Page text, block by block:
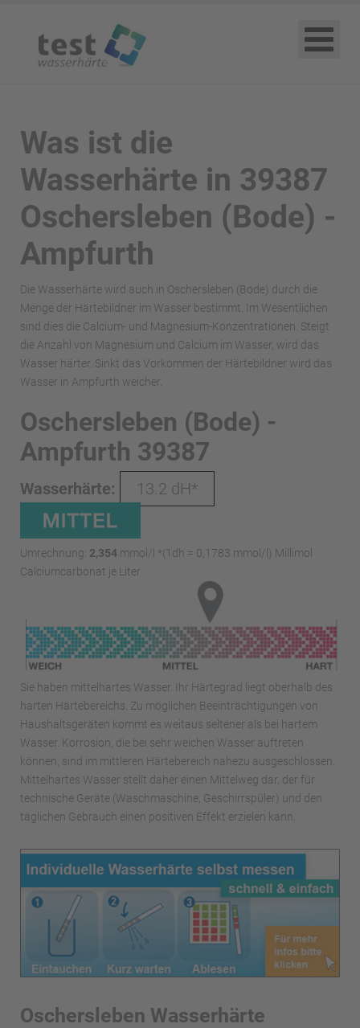
Was ist die
Wasserhärte in 39387
Oschersleben (Bode) -
Ampfurth
Die Wasserhärte wird auch in Oschersleben (Bode) durch die
Menge der Härtebildner im Wasser bestimmt. Im Wesentlichen
sind dies die Calcium- und Magnesium-Konzentrationen. Steigt
die Anzahl von Magnesium und Calcium im Wasser, wird das
Wasser härter. Sinkt das Vorkommen der Härtebildner wird das
Wasser in Ampfurth weicher.
Oschersleben (Bode) -
Ampfurth 39387
Wasserhärte: 13.2 dH*
Umrechnung: 2,354 mmol/l *(1dh = 0,1783 mmol/l) Millimol
Calciumcarbonat je Liter
Sie haben mittelhartes Wasser. Ihr Härtegrad liegt oberhalb des
harten Härtebereichs. Zu möglichen Beeinträchtigungen von
Haushaltsgeräten kommt es weitaus seltener als bei hartem
Wasser. Korrosion, die bei sehr weichen Wasser auftreten
können, sind im mittleren Härtebereich nahezu ausgeschlossen.
Mittelhartes Wasser stellt daher einen Mittelweg dar, der für
technische Geräte (Waschmaschine, Geschirrspüler) und den
täglichen Gebrauch einen positiven Effekt erzielen kann.
Oschersleben Wasserhärte